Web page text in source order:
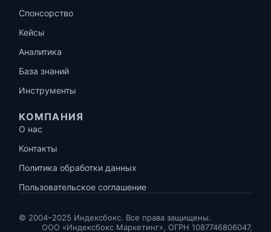
Спонсорство
Кейсы
Аналитика
База знаний
Инструменты
КОМПАНИЯ
О нас
Контакты
Политика обработки данных
Пользовательское соглашение
© 2004–2025 Индексбокс. Все права защищены.
ООО «Индексбокс Маркетинг», ОГРН 1087746806047,